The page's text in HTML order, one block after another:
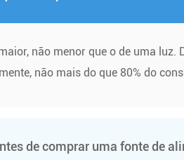
não menor que o de uma
não mais do que 80% do
de comprar uma fonte de